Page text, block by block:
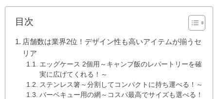
目次
店舗数は業界2位！デザイン性も高いアイテムが揃うセ
リア
エッグケース 2個用～キャンプ飯のレパートリーを確
実に広げてくれる！～
ステンレス箸～分割してコンパクトに持ち運べる！～
バーベキュー用の網～コスパ最高でサイズも選べる！